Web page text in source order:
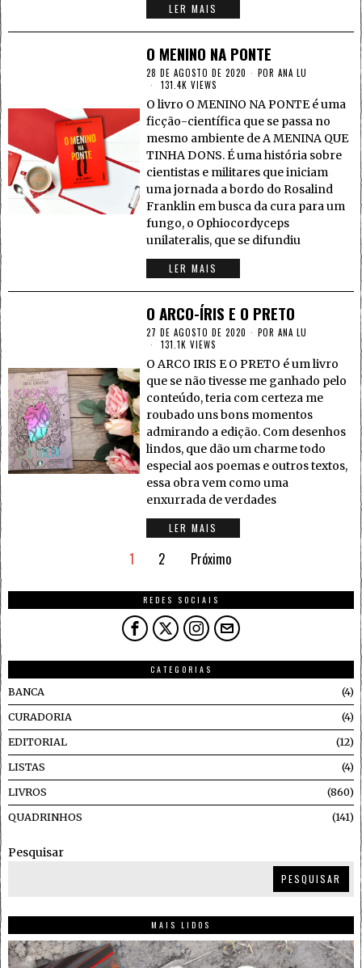
LER MAIS
O MENINO NA PONTE
28 DE AGOSTO DE 2020 PORANA LU
131.4K VIEWS
O livro O MENINO NA PONTE é uma
ficção-científica que se passa no
mesmo ambiente de A MENINA QUE
TINHA DONS. É uma história sobre
cientistas e militares que iniciam
uma jornada a bordo do Rosalind
Franklin em busca da cura para um
fungo, o Ophiocordyceps
unilateralis, que se difundiu
LER MAIS
O ARCO-ÍRIS E O PRETO
27 DE AGOSTO DE 2020 PORANA LU
131.1K VIEWS
O ARCO IRIS E O PRETO é um livro
que se não tivesse me ganhado pelo
conteúdo, teria com certeza me
roubado uns bons momentos
admirando a edição. Com desenhos
lindos, que dão um charme todo
especial aos poemas e outros textos,
essa obra vem como uma
enxurrada de verdades
LER MAIS
1 2 Próximo
REDES SOCIAIS
CATEGORIAS
BANCA
4
CURADORIA 4
EDITORIAL 12
LISTAS 4
LIVROS 860
QUADRINHOS 141
Pesquisar
PESQUISAR
MAIS LIDOS